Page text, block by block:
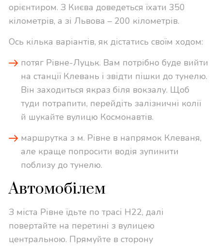
орієнтиром. З Києва доведеться їхати 350
кілометрів, а зі Львова – 200 кілометрів.
Ось кілька варіантів, як дістатись своїм ходом:
потяг Рівне-Луцьк. Вам потрібно буде вийти
на станції Клевань і звідти пішки до тунелю.
Він заходиться якраз біля вокзалу. Щоб
туди потрапити, перейдіть залізничні колії
й шукайте вулицю Космонавтів.
маршрутка з м. Рівне в напрямок Клеваня,
але краще попросити водія зупинити
поблизу до тунелю.
Автомобілем
З міста Рівне їдьте по трасі Н22, далі
повертайте на перетині з вулицею
центральною. Прямуйте в сторону